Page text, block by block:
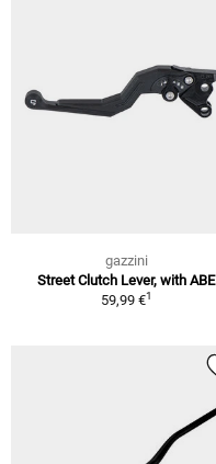
gazzini
Street Clutch Lever, with ABE
59,99 €1